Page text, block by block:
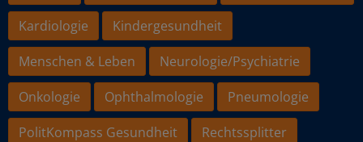
Kardiologie
Kindergesundheit
Menschen & Leben
Neurologie/Psychiatrie
Onkologie
Ophthalmologie
Pneumologie
PolitKompass Gesundheit
Rechtssplitter